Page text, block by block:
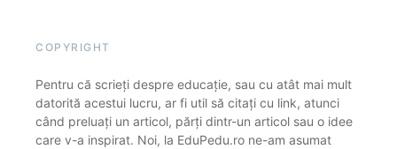
COPYRIGHT
Pentru că scrieți despre educație, sau cu atât mai mult
datorită acestui lucru, ar fi util să citați cu link, atunci
când preluați un articol, părți dintr-un articol sau o idee
care v-a inspirat. Noi, la EduPedu.ro ne-am asumat